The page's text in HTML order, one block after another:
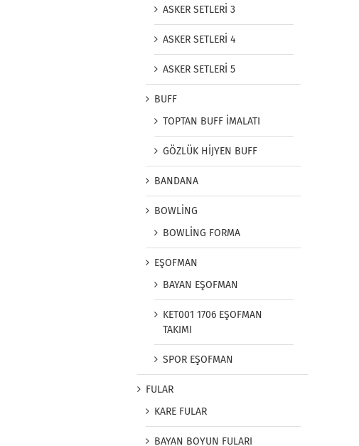
ASKER SETLERİ 3
ASKER SETLERİ 4
ASKER SETLERİ 5
BUFF
TOPTAN BUFF İMALATI
GÖZLÜK HİJYEN BUFF
BANDANA
BOWLİNG
BOWLİNG FORMA
EŞOFMAN
BAYAN EŞOFMAN
KET001 1706 EŞOFMAN
TAKIMI
SPOR EŞOFMAN
FULAR
KARE FULAR
BAYAN BOYUN FULARI